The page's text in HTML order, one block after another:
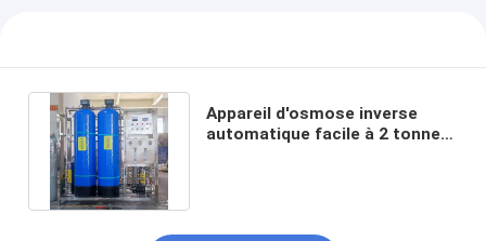
Appareil d'osmose inverse
automatique facile à 2 tonnes